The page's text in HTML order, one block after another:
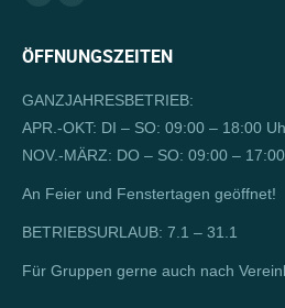
opens
in
new
window
page
opens
in
new
ÖFFNUNGSZEITEN
GANZJAHRESBETRIEB:
APR.-OKT: DI – SO: 09:00 – 18:00
NOV.-MÄRZ: DO – SO: 09:00 –
An Feier und Fenstertagen geöffnet!
BETRIEBSURLAUB: 7.1 – 31.1
Für Gruppen gerne auch nach